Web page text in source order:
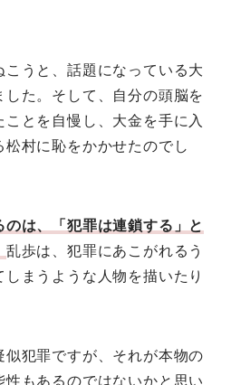
うと、話題になっている大
た。そして、自分の頭脳を
とを自慢し、大金を手に入
村に恥をかかせたのでし
は、「犯罪は連鎖する」と
乱歩は、犯罪にあこがれるう
まうような人物を描いたり
犯罪ですが、それが本物の
もあるのではないかと思い